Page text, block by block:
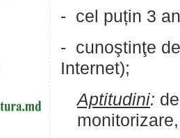
- cel puțin 3
- cunoştinţe
Internet);
Aptitudini: